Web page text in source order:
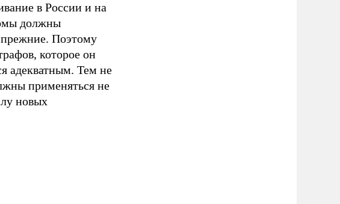
в России и на
должны
прежние. Поэтому
которое он
адекватным. Тем не
применяться не
новых